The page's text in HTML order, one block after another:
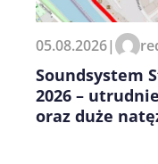
05.08.2026|
Soundsystem
2026 –
oraz duże